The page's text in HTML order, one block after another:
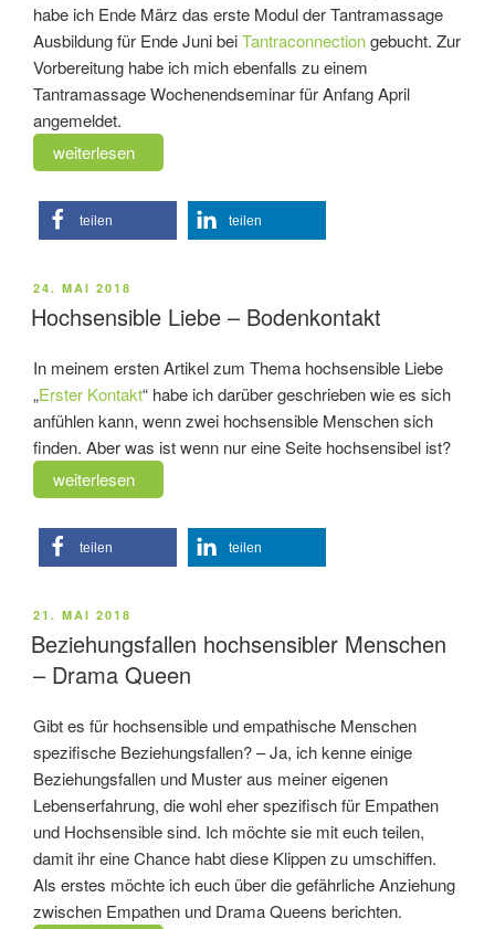
habe ich Ende März das erste Modul der Tantramassage
Ausbildung für Ende Juni beiTantraconnectiongebucht. Zur
Vorbereitung habe ich mich ebenfalls zu einem
Tantramassage Wochenendseminar für Anfang April
angemeldet.
„Sabbatical
Update
KW14/18
–
Seminar“
weiterlesen
teilen teilen
VERÖFFENTLICHT
AM
24. MAI 2018
Hochsensible Liebe – Bodenkontakt
In meinem ersten Artikel zum Thema hochsensible Liebe
„Erster Kontakt“ habe ich darüber geschrieben wie es sich
anfühlen kann, wenn zwei hochsensible Menschen sich
finden. Aber was ist wenn nur eine Seite hochsensibel ist?
„Hochsensible
Liebe
–
Bodenkontakt“
weiterlesen
teilen teilen
VERÖFFENTLICHT
AM
21. MAI 2018
Beziehungsfallen hochsensibler Menschen
– Drama Queen
Gibt es für hochsensible und empathische Menschen
spezifische Beziehungsfallen? – Ja, ich kenne einige
Beziehungsfallen und Muster aus meiner eigenen
Lebenserfahrung, die wohl eher spezifisch für Empathen
und Hochsensible sind. Ich möchte sie mit euch teilen,
damit ihr eine Chance habt diese Klippen zu umschiffen.
Als erstes möchte ich euch über die gefährliche Anziehung
zwischen Empathen und Drama Queens berichten.